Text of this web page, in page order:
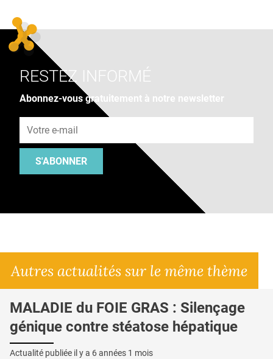
RESTEZ INFORMÉ
Abonnez-vous gratuitement à notre newsletter
S'ABONNER
Autres actualités sur le même thème
MALADIE du FOIE GRAS : Silençage
génique contre stéatose hépatique
Actualité publiée il y a 6 années 1 mois